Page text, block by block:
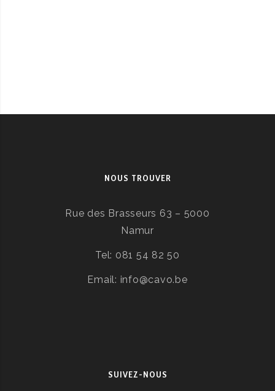
NOUS TROUVER
Rue des Brasseurs 63 – 5000
Namur
Tel: 081 54 82 50
Email: info@cavo.be
SUIVEZ-NOUS